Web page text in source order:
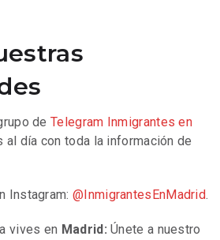
deTelegram Inmigrantes en
al día con toda la información de
Instagram: @InmigrantesEnMadrid.
vives en Madrid:Únete a nuestro